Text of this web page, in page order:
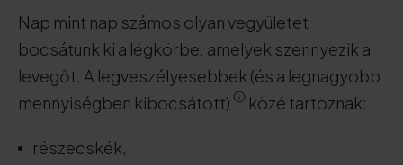
Nap mint nap számos olyan vegyületet
bocsátunk ki a légkörbe, amelyek szennyezik a
levegőt. A legveszélyesebbek (és a legnagyobb
mennyiségben kibocsátott)
közé tartoznak:
részecskék,